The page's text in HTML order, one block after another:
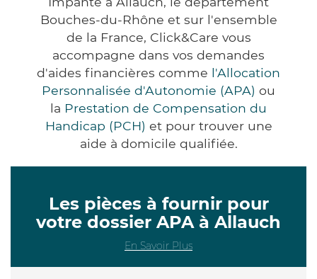
Bouches-du-Rhône et sur l'ensemble
de la France, Click&Care vous
accompagne dans vos demandes
d'aides financières comme l'Allocation
Personnalisée d'Autonomie (APA) ou
la Prestation de Compensation du
Handicap (PCH) et pour trouver une
aide à domicile qualifiée.
Les pièces à fournir pour
votre dossier APA à Allauch
En Savoir Plus